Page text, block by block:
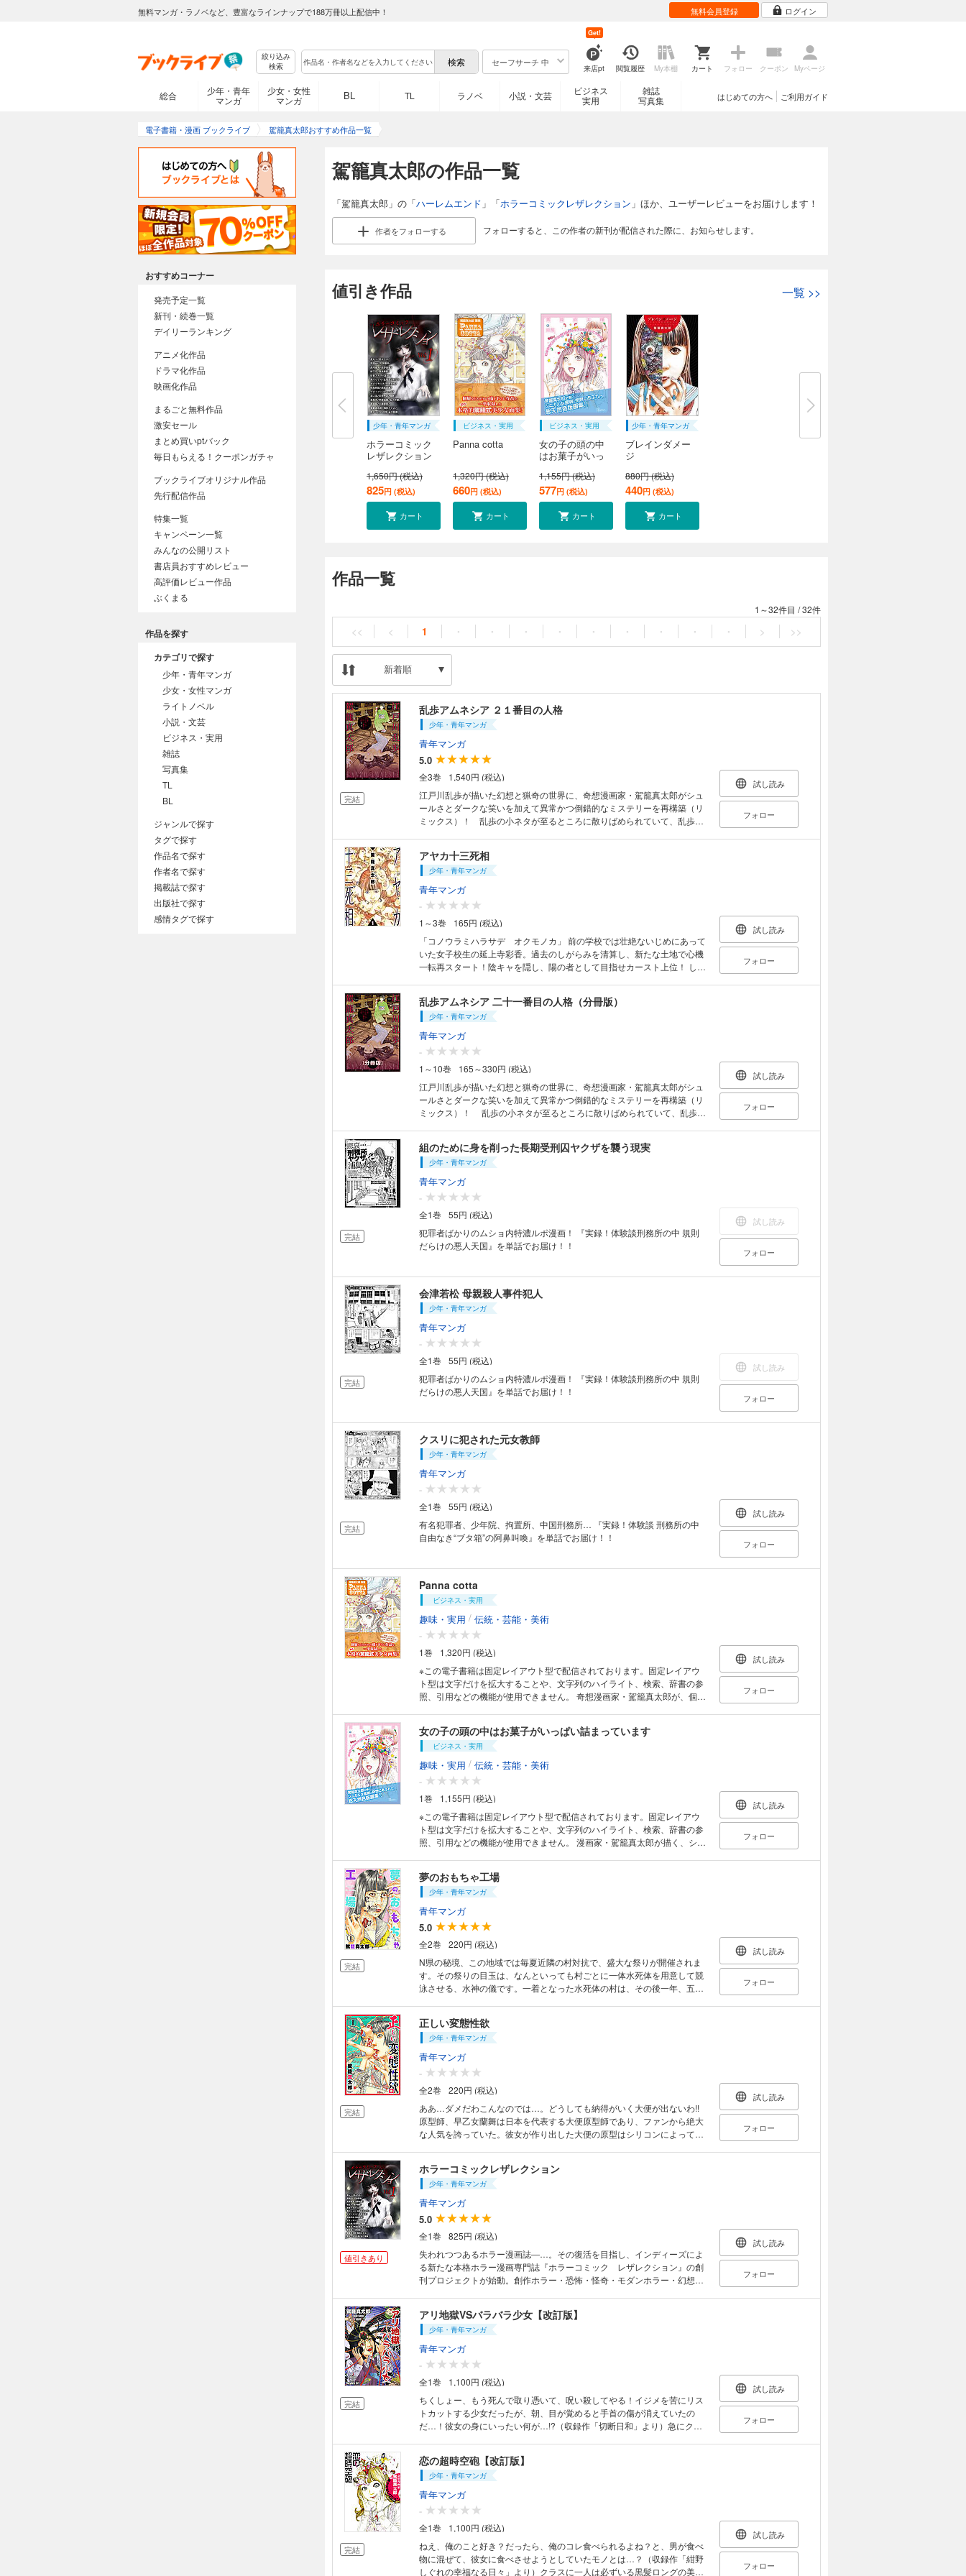
無料マンガ・ラノベなど、豊富なラインナップで188万冊以上配信中！ 無料会員登録 ログイン
絞り込み
検索
セーフサーチ 中
来店pt
Get!
閲覧履歴 My本棚 カート フォロー クーポン Myページ
総合
少年・青年
マンガ
少女・女性
マンガ
BL TL ラノベ 小説・文芸
ビジネス
実用
雑誌
写真集
ご利用ガイド
はじめての方へ
電子書籍・漫画 ブックライブ 駕籠真太郎おすすめ作品一覧
駕籠真太郎の作品一覧
「駕籠真太郎」の「ハーレムエンド 」「ホラーコミックレザレクション 」ほか、ユーザーレビューをお届けします！
作者をフォローする フォローすると、この作者の新刊が配信された際に、お知らせします。
値引き作品 一覧 >>
少年・青年マンガ
ホラーコミック
レザレクション
1,650円 (税込)
825円 (税込)
カート
ビジネス・実用
Panna cotta
1,320円 (税込)
660円 (税込)
カート
ビジネス・実用
女の子の頭の中
はお菓子がいっ
1,155円 (税込)
577円 (税込)
カート
少年・青年マンガ
ブレインダメー
ジ
880円 (税込)
440円 (税込)
カート
作品一覧
1～32件目 /32件
<< < 1 ・ ・ ・ ・ ・ ・ ・ ・ ・ > >>
新着順
完結
乱歩アムネシア ２１番目の人格
少年・青年マンガ
青年マンガ
5.0
全3巻
1,540円 (税込)
江戸川乱歩が描いた幻想と猟奇の世界に、奇想漫画家・駕籠真太郎がシュ
ールさとダークな笑いを加えて異常かつ倒錯的なミステリーを再構築（リ
ミックス）！ 乱歩の小ネタが至るところに散りばめられていて、乱歩フ
格障害を発症してしまい、ついには失踪。５年も行方をくらまし、痺れを
切らしたマユミは、父親を捜す旅に出かけたのであった―― ■収録■ 第1
話：屋根裏の散歩者 前編 第2話：屋根裏の散歩者 後編 第3話：人間椅
子 第4話：D坂の殺人事件 第5話：黒蜥蜴 第6話：鏡地獄 第7話：透明怪
人 前編 第8話：透明怪人 後編 第9話：少年探偵団 第10話：盲獣 第11
話：パノラマ島奇譚 前編 第12話：パノラマ島奇譚 後編 ◎駕籠真太郎
による作品内用語と関連作品の解説付き！
試し読み
フォロー
アヤカ十三死相
少年・青年マンガ
青年マンガ
-
1～3巻
165円 (税込)
「コノウラミハラサデ オクモノカ」 前の学校では壮絶ないじめにあって
いた女子校生の延上寺彩香。過去のしがらみを清算し、新たな土地で心機
一転再スタート！陰キャを隠し、陽の者として目指せカースト上位！ しか
ントリック復讐ストーリー！ 奇想漫画家・駕籠真太郎のリベンジゲーム、
連載スタート！
試し読み
フォロー
乱歩アムネシア 二十一番目の人格（分冊版）
少年・青年マンガ
青年マンガ
-
1～10巻
165～330円 (税込)
江戸川乱歩が描いた幻想と猟奇の世界に、奇想漫画家・駕籠真太郎がシュ
ールさとダークな笑いを加えて異常かつ倒錯的なミステリーを再構築（リ
ミックス）！ 乱歩の小ネタが至るところに散りばめられていて、乱歩フ
試し読み
フォロー
完結
組のために身を削った長期受刑囚ヤクザを襲う現実
少年・青年マンガ
青年マンガ
-
全1巻
55円 (税込)
犯罪者ばかりのムショ内特濃ルポ漫画！ 『実録！体験談刑務所の中 規則
だらけの悪人天国』を単話でお届け！！
試し読み
フォロー
完結
会津若松 母親殺人事件犯人
少年・青年マンガ
青年マンガ
-
全1巻
55円 (税込)
犯罪者ばかりのムショ内特濃ルポ漫画！ 『実録！体験談刑務所の中 規則
だらけの悪人天国』を単話でお届け！！
試し読み
フォロー
完結
クスリに犯された元女教師
少年・青年マンガ
青年マンガ
-
全1巻
55円 (税込)
有名犯罪者、少年院、拘置所、中国刑務所… 『実録！体験談 刑務所の中
自由なき“ブタ箱”の阿鼻叫喚』を単話でお届け！！
試し読み
フォロー
Panna cotta
ビジネス・実用
趣味・実用 / 伝統・芸能・美術
-
1巻
1,320円 (税込)
※この電子書籍は固定レイアウト型で配信されております。固定レイアウ
ト型は文字だけを拡大することや、文字列のハイライト、検索、辞書の参
照、引用などの機能が使用できません。 奇想漫画家・駕籠真太郎が、個展
which drawn for his private exhibitions. 前作「女の子の頭の中はお菓子が
いっぱい詰まっています」よりさらにグレードアップした、カゴシンの奇
想美少女をたっぷり満載！ This book is full of Kago's bizarre girls. あま～
い少女に、奇想をたっぷりまぶして… さぁ、召し上がれ♪
試し読み
フォロー
女の子の頭の中はお菓子がいっぱい詰まっています
ビジネス・実用
趣味・実用 / 伝統・芸能・美術
-
1巻
1,155円 (税込)
※この電子書籍は固定レイアウト型で配信されております。固定レイアウ
ト型は文字だけを拡大することや、文字列のハイライト、検索、辞書の参
照、引用などの機能が使用できません。 漫画家・駕籠真太郎が描く、シニ
collection. 駕籠式美少女絵をたっぷり収録！！ 少女たちは今日もタブー
知らず。血みどろ世界で元気はつらつ♪ Kago's girls live taboo-free life in
the bloody world！
試し読み
フォロー
完結
夢のおもちゃ工場
少年・青年マンガ
青年マンガ
5.0
全2巻
220円 (税込)
N県の秘境、この地域では毎夏近隣の村対抗で、盛大な祭りが開催されま
す。その祭りの目玉は、なんといっても村ごとに一体水死体を用意して競
泳させる、水神の儀です。一着となった水死体の村は、その後一年、五穀
の？」と不安がる妻に夫は…!?(収録作「水神様御出陣」より)あなたの耳
から白い糸が出ているよ？とってあげるからちょっと引っ張ってみてもい
い？耳から出ていたその白い糸を引っ張った瞬間に…!?(収録作「白い糸」
より)奇想漫画家・駕籠真太郎が描く数々の変態作品を収録した超濃厚傑作
短編集！
試し読み
フォロー
完結
正しい変態性欲
少年・青年マンガ
青年マンガ
-
全2巻
220円 (税込)
ああ…ダメだわこんなのでは…。どうしても納得がいく大便が出ないわ!!
原型師、早乙女蘭舞は日本を代表する大便原型師であり、ファンから絶大
な人気を誇っていた。彼女が作り出した大便の原型はシリコンによって型
カトロジスト(糞尿愛好家)必見の超濃厚スカトロ変態短編作品集!!
試し読み
フォロー
値引きあり
ホラーコミックレザレクション
少年・青年マンガ
青年マンガ
5.0
全1巻
825円 (税込)
失われつつあるホラー漫画誌―…。その復活を目指し、インディーズによ
る新たな本格ホラー漫画専門誌『ホラーコミック レザレクション』の創
刊プロジェクトが始動。創作ホラー・恐怖・怪奇・モダンホラー・幻想・
から制作まで約２年。クラウドファンディングＦＵＮＤＩＹでのプロジェ
クトにて、２８４名のサポートによって実現した、総勢３０名の漫画家・
作家・アーティストによる、ホラーコミック＆ダークアートアンソロジー
が、遂に誕生―…。
試し読み
フォロー
完結
アリ地獄VSバラバラ少女【改訂版】
少年・青年マンガ
青年マンガ
-
全1巻
1,100円 (税込)
ちくしょー、もう死んで取り憑いて、呪い殺してやる！イジメを苦にリス
トカットする少女だったが、朝、目が覚めると手首の傷が消えていたの
だ…！彼女の身にいったい何が…!?（収録作「切断日和」より）急にクラ
録作「蟻地獄」より）他、ホラー・オカルトから痛々しいシチュエーショ
ンまで全12編を収録。奇想漫画家、駕籠真太郎が描く傑作ホラー短編集
「アリ地獄VSバラバラ少女」が満を持して電子書籍化!!
試し読み
フォロー
完結
恋の超時空砲【改訂版】
少年・青年マンガ
青年マンガ
-
全1巻
1,100円 (税込)
ねえ、俺のこと好き？だったら、俺のコレ食べられるよね？と、男が食べ
物に混ぜて、彼女に食べさせようとしていたモノとは…？（収録作「紺野
しぐれの幸福なる日々」より）クラスに一人は必ずいる黒髪ロングの美少
試し読み
フォロー
おすすめコーナー
発売予定一覧
新刊・続巻一覧
デイリーランキング
アニメ化作品
ドラマ化作品
映画化作品
まるごと無料作品
激安セール
まとめ買いptバック
毎日もらえる！クーポンガチャ
ブックライブオリジナル作品
先行配信作品
特集一覧
キャンペーン一覧
みんなの公開リスト
書店員おすすめレビュー
高評価レビュー作品
ぶくまる
作品を探す
カテゴリで探す
少年・青年マンガ
少女・女性マンガ
ライトノベル
小説・文芸
ビジネス・実用
雑誌
写真集
TL
BL
ジャンルで探す
タグで探す
作品名で探す
作者名で探す
掲載誌で探す
出版社で探す
感情タグで探す